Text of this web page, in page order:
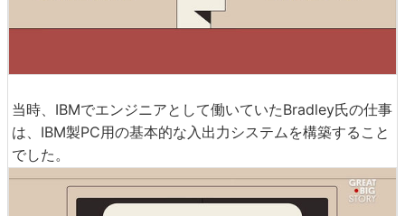
当時、IBMでエンジニアとして働いていたBradley氏の仕事
は、IBM製PC用の基本的な入出力システムを構築すること
でした。